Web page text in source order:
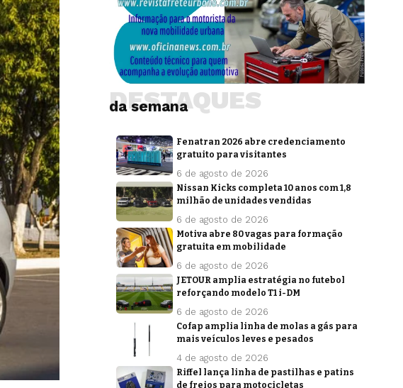
da semana
DESTAQUES
Fenatran 2026 abre credenciamento
gratuito para visitantes
6 de agosto de 2026
Nissan Kicks completa 10 anos com 1,8
milhão de unidades vendidas
6 de agosto de 2026
Motiva abre 80 vagas para formação
gratuita em mobilidade
6 de agosto de 2026
JETOUR amplia estratégia no futebol
reforçando modelo T1 i-DM
6 de agosto de 2026
Cofap amplia linha de molas a gás para
mais veículos leves e pesados
4 de agosto de 2026
Riffel lança linha de pastilhas e patins
de freios para motocicletas